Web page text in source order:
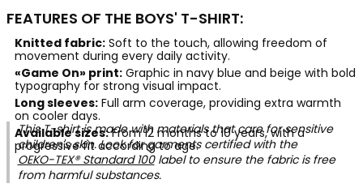
FEATURES OF THE BOYS' T-SHIRT:
Knitted fabric:Soft to the touch, allowing freedom of
movement during every daily activity.
«Game On» print:Graphic in navy blue and beige with bold
typography for strong visual impact.
Long sleeves:Full arm coverage, providing extra warmth
on cooler days.
Available sizes:From 12 months to 10 years, with a
progressive fit according to age.
This T-shirt is made with materials that care for sensitive
children's skin. Look for garments certified with the
OEKO-TEX® Standard 100label to ensure the fabric is free
from harmful substances.